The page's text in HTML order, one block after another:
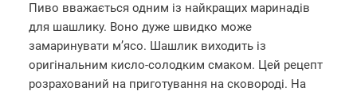
Пиво вважається одним із найкращих маринадів
для шашлику. Воно дуже швидко може
замаринувати м’ясо. Шашлик виходить із
оригінальним кисло-солодким смаком. Цей рецепт
розрахований на приготування на сковороді. На